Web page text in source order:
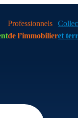
Professionnels
de l’immobilieret